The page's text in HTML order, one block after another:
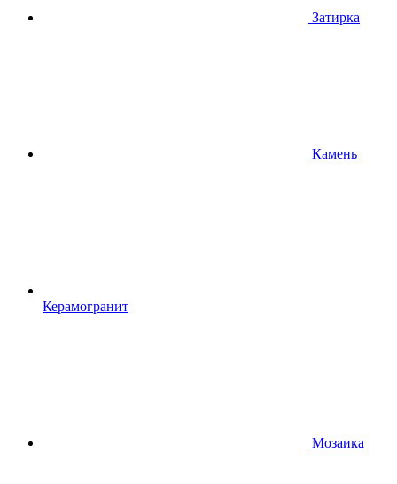
Затирка
Камень
Керамогранит
Мозаика